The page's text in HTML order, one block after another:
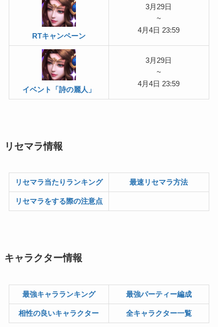
RTキャンペーン
3月29日
~
4月4日 23:59
イベント「詩の麗人」
3月29日
~
4月4日 23:59
リセマラ情報
リセマラ当たりランキング 最速リセマラ方法
リセマラをする際の注意点
キャラクター情報
最強キャラランキング 最強パーティー編成
相性の良いキャラクター 全キャラクター一覧